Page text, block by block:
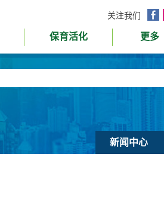
关注我们
面
保育活化 更多
新闻中心